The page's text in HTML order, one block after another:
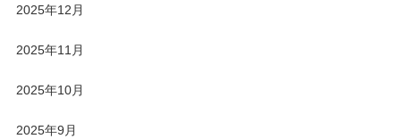
2025年12月
2025年11月
2025年10月
2025年9月